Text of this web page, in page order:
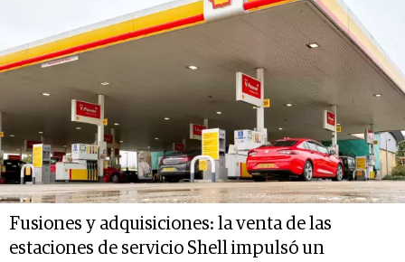
Fusiones y adquisiciones: la venta de las
estaciones de servicio Shell impulsó un